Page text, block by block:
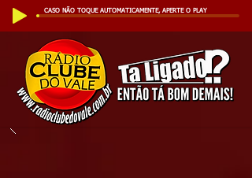
CASO NÃO TOQUE AUTOMATICAMENTE, APERTE O PLAY